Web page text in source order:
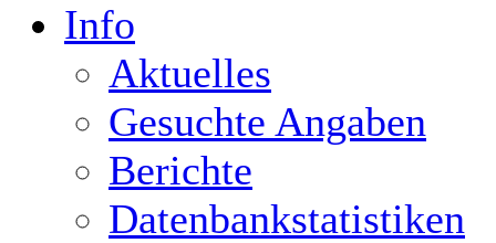
Info
Aktuelles
Gesuchte Angaben
Berichte
Datenbankstatistiken